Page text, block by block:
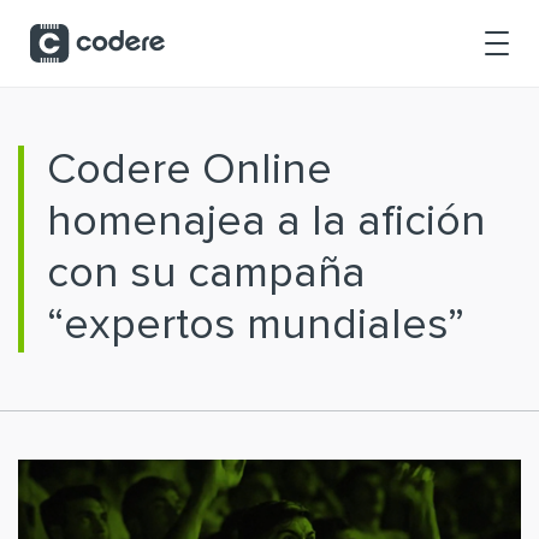
Codere Online
homenajea a la afición
con su campaña
“expertos mundiales”